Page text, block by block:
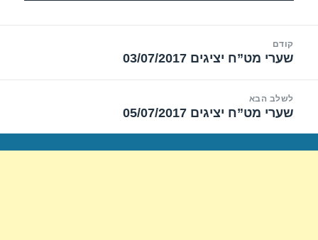
קודם
הפוסט
שערי מט”ח יציגים 03/07/2017
לשלב הבא
הפוסט
שערי מט”ח יציגים 05/07/2017